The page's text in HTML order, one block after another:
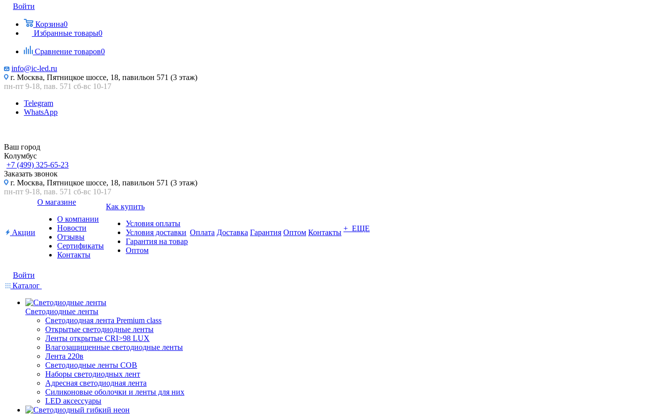
Войти
Корзина0
Избранные товары0
Сравнение товаров0
info@ic-led.ru
г. Москва, Пятницкое шоссе, 18, павильон 571 (3 этаж)
пн-пт 9-18, пав. 571 сб-вс 10-17
Telegram
WhatsApp
Ваш город
Колумбус
+7 (499) 325-65-23
Заказать звонок
г. Москва, Пятницкое шоссе, 18, павильон 571 (3 этаж)
пн-пт 9-18, пав. 571 сб-вс 10-17
Акции
О магазине
О компании
Новости
Отзывы
Сертификаты
Контакты
Как купить
Условия оплаты
Условия доставки
Гарантия на товар
Оптом
Оплата Доставка Гарантия Оптом Контакты + ЕЩЕ
Войти
Каталог
Светодиодные ленты
Светодиодная лента Premium class
Открытые светодиодные ленты
Ленты открытые CRI>98 LUX
Влагозащищенные светодиодные ленты
Лента 220в
Светодиодные ленты COB
Наборы светодиодных лент
Адресная светодиодная лента
Силиконовые оболочки и ленты для них
LED аксессуары